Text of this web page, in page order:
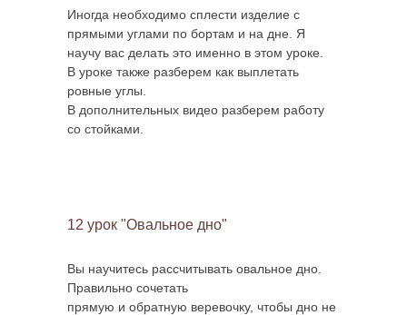
Иногда необходимо сплести изделие с
прямыми углами по бортам и на дне. Я
научу вас делать это именно в этом уроке.
В уроке также разберем как выплетать
ровные углы.
В дополнительных видео разберем работу
со стойками.
12 урок "Овальное дно"
Вы научитесь рассчитывать овальное дно.
Правильно сочетать
прямую и обратную веревочку, чтобы дно не